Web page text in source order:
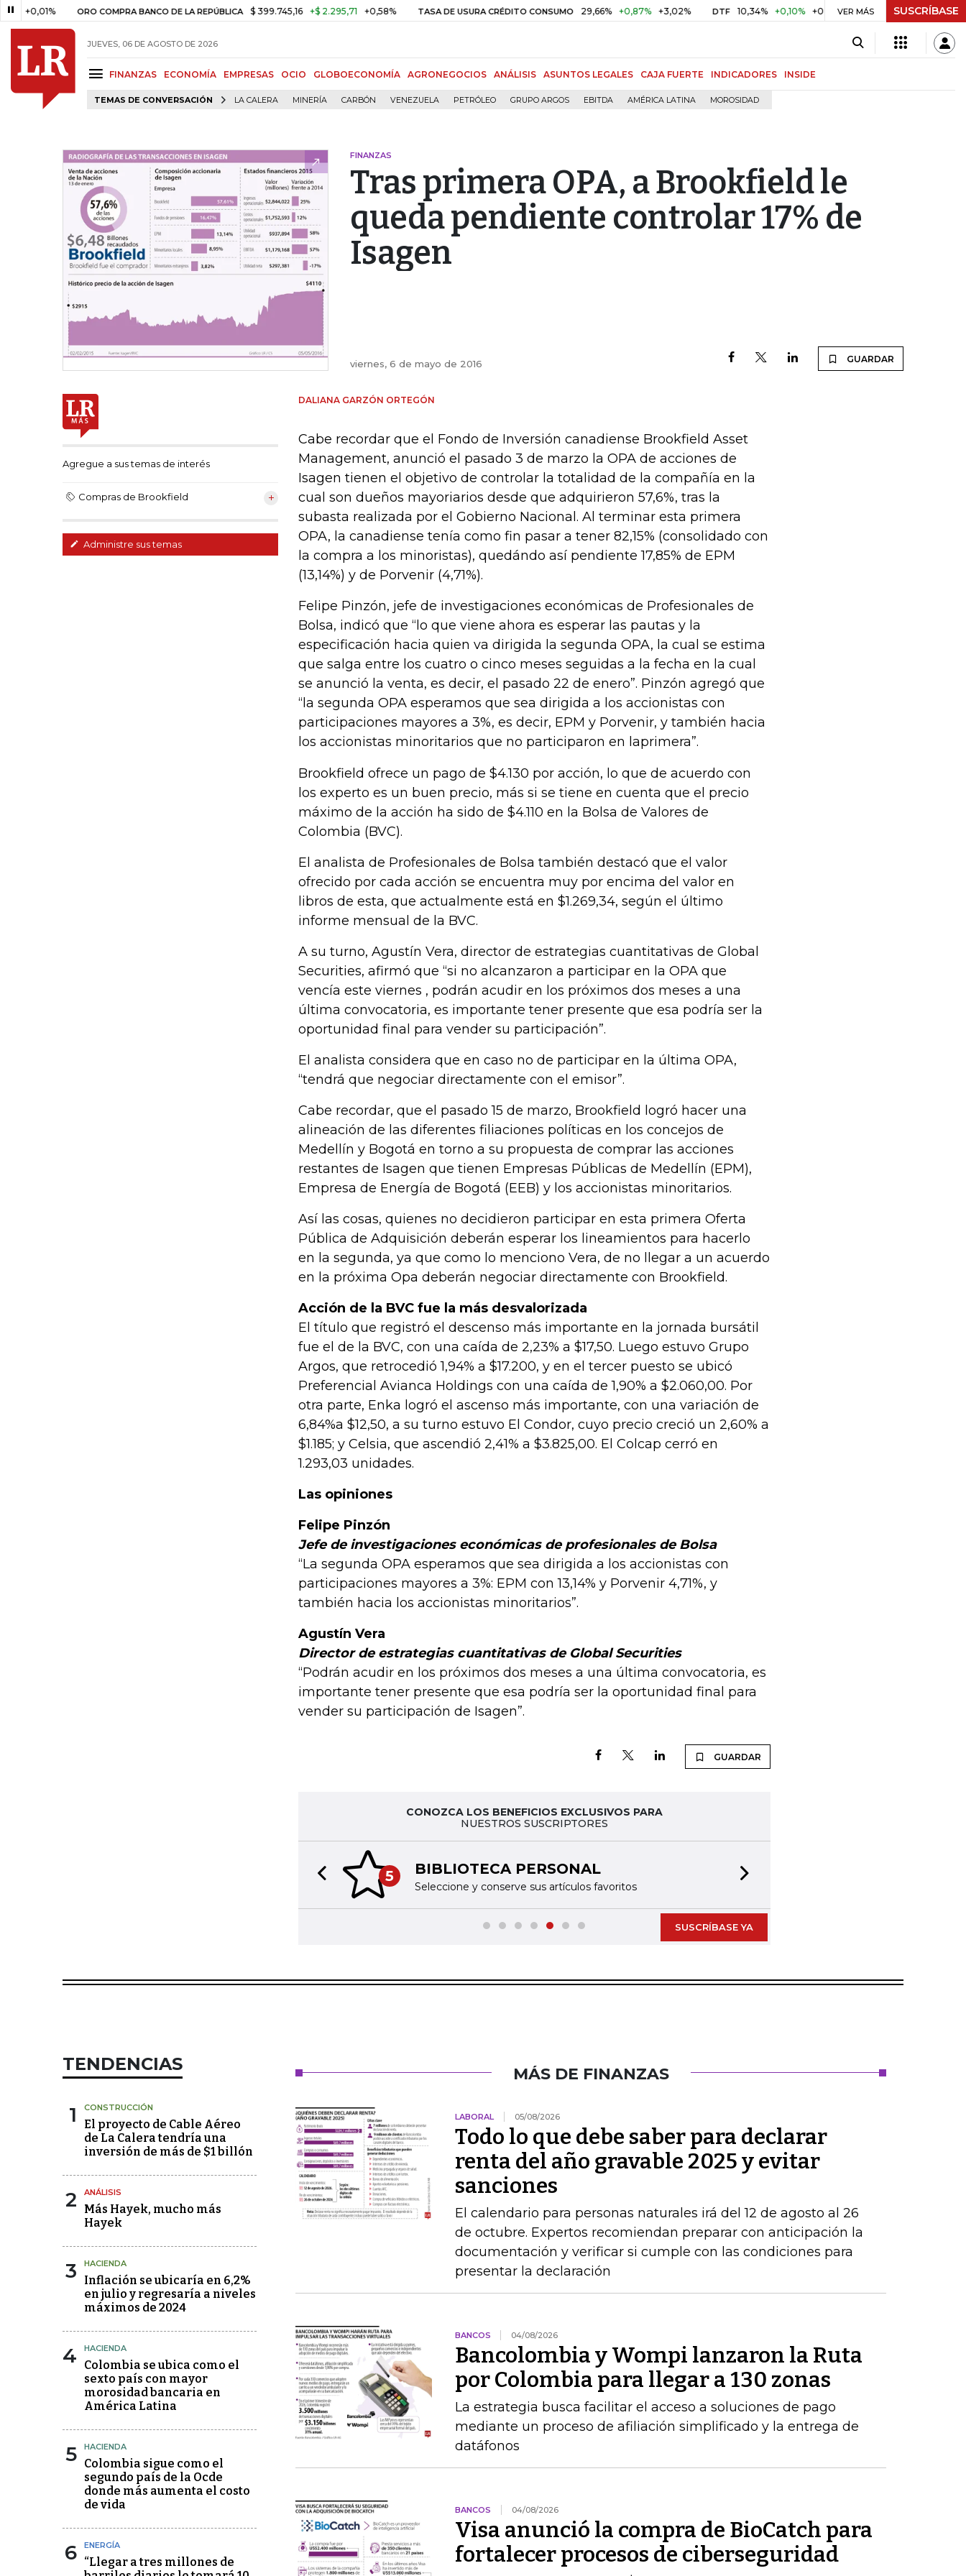
ORO COMPRA BANCO DE LA REPÚBLICA $ 399.745,16 +$ 2.295,71 +0,58% TASA DE USURA CRÉDITO CONSUMO 29,66% +0,87% +3,02% DTF 10,34% +0,10% +0,98% UVR $ 416,86 +$ 0,05 +0,01%
VER MÁS SUSCRÍBASE
JUEVES, 06 DE AGOSTO DE 2026
FINANZAS ECONOMÍA EMPRESAS OCIO GLOBOECONOMÍA AGRONEGOCIOS ANÁLISIS ASUNTOS LEGALES CAJA FUERTE INDICADORES INSIDE
TEMAS DE CONVERSACIÓN LA CALERA MINERÍA CARBÓN VENEZUELA PETRÓLEO GRUPO ARGOS EBITDA AMÉRICA LATINA MOROSIDAD
FINANZAS
Tras primera OPA, a Brookfield le
queda pendiente controlar 17% de
Isagen
viernes, 6 de mayo de 2016 GUARDAR
Agregue a sus temas de interés
Compras de Brookfield
Administre sus temas
DALIANA GARZÓN ORTEGÓN
Cabe recordar que el Fondo de Inversión canadiense Brookfield Asset
Management, anunció el pasado 3 de marzo la OPA de acciones de
Isagen tienen el objetivo de controlar la totalidad de la compañía en la
cual son dueños mayoriarios desde que adquirieron 57,6%, tras la
subasta realizada por el Gobierno Nacional. Al terminar esta primera
OPA, la canadiense tenía como fin pasar a tener 82,15% (consolidado con
la compra a los minoristas), quedándo así pendiente 17,85% de EPM
(13,14%) y de Porvenir (4,71%).
Felipe Pinzón, jefe de investigaciones económicas de Profesionales de
Bolsa, indicó que “lo que viene ahora es esperar las pautas y la
especificación hacia quien va dirigida la segunda OPA, la cual se estima
que salga entre los cuatro o cinco meses seguidas a la fecha en la cual
se anunció la venta, es decir, el pasado 22 de enero”. Pinzón agregó que
“la segunda OPA esperamos que sea dirigida a los accionistas con
participaciones mayores a 3%, es decir, EPM y Porvenir, y también hacia
los accionistas minoritarios que no participaron en laprimera”.
Brookfield ofrece un pago de $4.130 por acción, lo que de acuerdo con
los experto es un buen precio, más si se tiene en cuenta que el precio
máximo de la acción ha sido de $4.110 en la Bolsa de Valores de
Colombia (BVC).
El analista de Profesionales de Bolsa también destacó que el valor
ofrecido por cada acción se encuentra muy por encima del valor en
libros de esta, que actualmente está en $1.269,34, según el último
informe mensual de la BVC.
A su turno, Agustín Vera, director de estrategias cuantitativas de Global
Securities, afirmó que “si no alcanzaron a participar en la OPA que
vencía este viernes , podrán acudir en los próximos dos meses a una
última convocatoria, es importante tener presente que esa podría ser la
oportunidad final para vender su participación”.
El analista considera que en caso no de participar en la última OPA,
“tendrá que negociar directamente con el emisor”.
Cabe recordar, que el pasado 15 de marzo, Brookfield logró hacer una
alineación de las diferentes filiaciones políticas en los concejos de
Medellín y Bogotá en torno a su propuesta de comprar las acciones
restantes de Isagen que tienen Empresas Públicas de Medellín (EPM),
Empresa de Energía de Bogotá (EEB) y los accionistas minoritarios.
Así las cosas, quienes no decidieron participar en esta primera Oferta
Pública de Adquisición deberán esperar los lineamientos para hacerlo
en la segunda, ya que como lo menciono Vera, de no llegar a un acuerdo
en la próxima Opa deberán negociar directamente con Brookfield.
Acción de la BVC fue la más desvalorizada
El título que registró el descenso más importante en la jornada bursátil
fue el de la BVC, con una caída de 2,23% a $17,50. Luego estuvo Grupo
Argos, que retrocedió 1,94% a $17.200, y en el tercer puesto se ubicó
Preferencial Avianca Holdings con una caída de 1,90% a $2.060,00. Por
otra parte, Enka logró el ascenso más importante, con una variación de
6,84%a $12,50, a su turno estuvo El Condor, cuyo precio creció un 2,60% a
$1.185; y Celsia, que ascendió 2,41% a $3.825,00. El Colcap cerró en
1.293,03 unidades.
Las opiniones
Felipe Pinzón
Jefe de investigaciones económicas de profesionales de Bolsa
“La segunda OPA esperamos que sea dirigida a los accionistas con
participaciones mayores a 3%: EPM con 13,14% y Porvenir 4,71%, y
también hacia los accionistas minoritarios”.
Agustín Vera
Director de estrategias cuantitativas de Global Securities
“Podrán acudir en los próximos dos meses a una última convocatoria, es
importante tener presente que esa podría ser la oportunidad final para
vender su participación de Isagen”.
GUARDAR
CONOZCA LOS BENEFICIOS EXCLUSIVOS PARA
NUESTROS SUSCRIPTORES
5 BIBLIOTECA PERSONAL
Seleccione y conserve sus artículos favoritos
Previous slide
SUSCRÍBASE YA
TENDENCIAS
1 CONSTRUCCIÓN
El proyecto de Cable Aéreo
de La Calera tendría una
inversión de más de $1 billón
2 ANÁLISIS
Más Hayek, mucho más
Hayek
3 HACIENDA
Inflación se ubicaría en 6,2%
en julio y regresaría a niveles
máximos de 2024
4 HACIENDA
Colombia se ubica como el
sexto país con mayor
morosidad bancaria en
América Latina
5 HACIENDA
Colombia sigue como el
segundo país de la Ocde
donde más aumenta el costo
de vida
6 ENERGÍA
“Llegar a tres millones de
MÁS DE FINANZAS
LABORAL 05/08/2026
Todo lo que debe saber para declarar
renta del año gravable 2025 y evitar
sanciones
El calendario para personas naturales irá del 12 de agosto al 26
de octubre. Expertos recomiendan preparar con anticipación la
documentación y verificar si cumple con las condiciones para
presentar la declaración
BANCOS 04/08/2026
Bancolombia y Wompi lanzaron la Ruta
por Colombia para llegar a 130 zonas
La estrategia busca facilitar el acceso a soluciones de pago
mediante un proceso de afiliación simplificado y la entrega de
datáfonos
BANCOS 04/08/2026
Visa anunció la compra de BioCatch para
fortalecer procesos de ciberseguridad